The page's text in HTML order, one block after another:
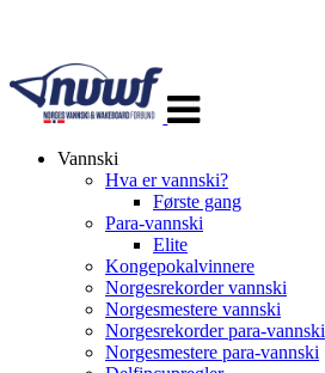
navigasjon
Vannski
Hva er vannski?
Første gang
Para-vannski
Elite
Kongepokalvinnere
Norgesrekorder vannski
Norgesmestere vannski
Norgesrekorder para-vannski
Norgesmestere para-vannski